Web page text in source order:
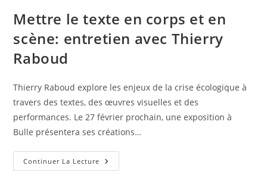
Mettre le texte en corps et en
scène: entretien avec Thierry
Raboud
Thierry Raboud explore les enjeux de la crise écologique à
travers des textes, des œuvres visuelles et des
performances. Le 27 février prochain, une exposition à
Bulle présentera ses créations…
Continuer La Lecture